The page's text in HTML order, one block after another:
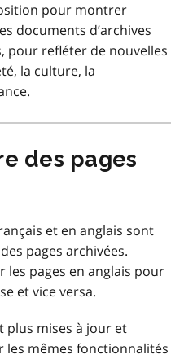
pour montrer
documents d’archives
pour refléter de nouvelles
la culture, la
des pages
et en anglais sont
pages archivées.
les pages en anglais pour
et vice versa.
plus mises à jour et
les mêmes fonctionnalités